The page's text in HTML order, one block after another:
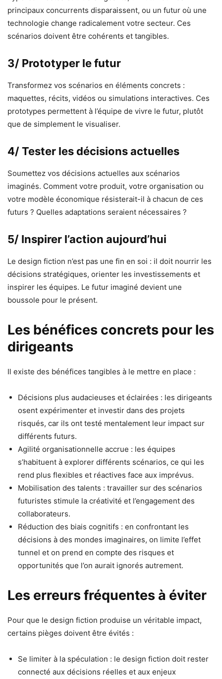
principaux concurrents disparaissent, ou un futur où une
technologie change radicalement votre secteur. Ces
scénarios doivent être cohérents et tangibles.
3/ Prototyper le futur
Transformez vos scénarios en éléments concrets :
maquettes, récits, vidéos ou simulations interactives. Ces
prototypes permettent à l’équipe de vivre le futur, plutôt
que de simplement le visualiser.
4/ Tester les décisions actuelles
Soumettez vos décisions actuelles aux scénarios
imaginés. Comment votre produit, votre organisation ou
votre modèle économique résisterait-il à chacun de ces
futurs ? Quelles adaptations seraient nécessaires ?
5/ Inspirer l’action aujourd’hui
Le design fiction n’est pas une fin en soi : il doit nourrir les
décisions stratégiques, orienter les investissements et
inspirer les équipes. Le futur imaginé devient une
boussole pour le présent.
Les bénéfices concrets pour les
dirigeants
Il existe des bénéfices tangibles à le mettre en place :
Décisions plus audacieuses et éclairées : les dirigeants
osent expérimenter et investir dans des projets
risqués, car ils ont testé mentalement leur impact sur
différents futurs.
Agilité organisationnelle accrue : les équipes
s’habituent à explorer différents scénarios, ce qui les
rend plus flexibles et réactives face aux imprévus.
Mobilisation des talents : travailler sur des scénarios
futuristes stimule la créativité et l’engagement des
collaborateurs.
Réduction des biais cognitifs : en confrontant les
décisions à des mondes imaginaires, on limite l’effet
tunnel et on prend en compte des risques et
opportunités que l’on aurait ignorés autrement.
Les erreurs fréquentes à éviter
Pour que le design fiction produise un véritable impact,
certains pièges doivent être évités :
Se limiter à la spéculation : le design fiction doit rester
connecté aux décisions réelles et aux enjeux